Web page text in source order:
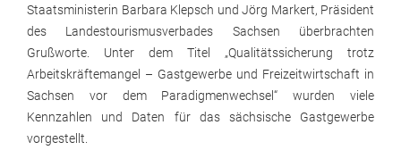
Staatsministerin Barbara Klepsch und Jörg Markert, Präsident
des Landestourismusverbades Sachsen überbrachten
Grußworte. Unter dem Titel „Qualitätssicherung trotz
Arbeitskräftemangel – Gastgewerbe und Freizeitwirtschaft in
Sachsen vor dem Paradigmenwechsel“ wurden viele
Kennzahlen und Daten für das sächsische Gastgewerbe
vorgestellt.